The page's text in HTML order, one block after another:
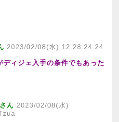
2023/02/08(水) 12:28:24.24
ィジェ入手の条件でもあった
ん 2023/02/08(水)